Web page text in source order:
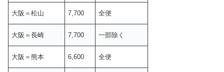
大阪＝松山 7,700 全便
大阪＝長崎 7,700 一部除く
大阪＝熊本 6,600 全便